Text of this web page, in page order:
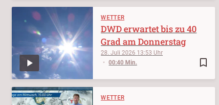
WETTER
bookmark_border
28. Juli 2026 13:53
00:40 Min.
DWD erwartet bis zu 40
Grad am Donnerstag
WETTER